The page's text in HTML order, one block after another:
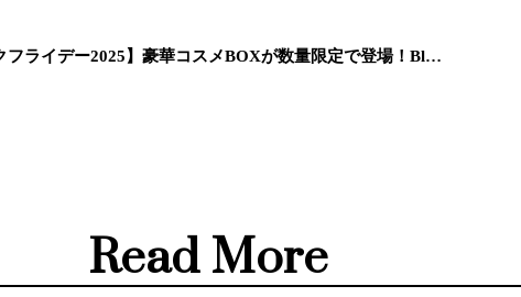
フライデー2025】豪華コスメBOXが数量限定で登場！Bl…
Read More